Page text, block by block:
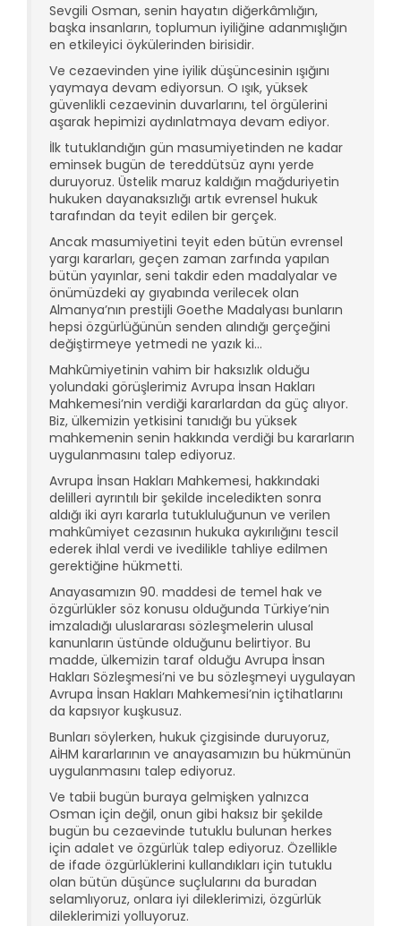
Sevgili Osman, senin hayatın diğerkâmlığın,
başka insanların, toplumun iyiliğine adanmışlığın
en etkileyici öykülerinden birisidir.
Ve cezaevinden yine iyilik düşüncesinin ışığını
yaymaya devam ediyorsun. O ışık, yüksek
güvenlikli cezaevinin duvarlarını, tel örgülerini
aşarak hepimizi aydınlatmaya devam ediyor.
İlk tutuklandığın gün masumiyetinden ne kadar
eminsek bugün de tereddütsüz aynı yerde
duruyoruz. Üstelik maruz kaldığın mağduriyetin
hukuken dayanaksızlığı artık evrensel hukuk
tarafından da teyit edilen bir gerçek.
Ancak masumiyetini teyit eden bütün evrensel
yargı kararları, geçen zaman zarfında yapılan
bütün yayınlar, seni takdir eden madalyalar ve
önümüzdeki ay gıyabında verilecek olan
Almanya’nın prestijli Goethe Madalyası bunların
hepsi özgürlüğünün senden alındığı gerçeğini
değiştirmeye yetmedi ne yazık ki…
Mahkûmiyetinin vahim bir haksızlık olduğu
yolundaki görüşlerimiz Avrupa İnsan Hakları
Mahkemesi’nin verdiği kararlardan da güç alıyor.
Biz, ülkemizin yetkisini tanıdığı bu yüksek
mahkemenin senin hakkında verdiği bu kararların
uygulanmasını talep ediyoruz.
Avrupa İnsan Hakları Mahkemesi, hakkındaki
delilleri ayrıntılı bir şekilde inceledikten sonra
aldığı iki ayrı kararla tutukluluğunun ve verilen
mahkûmiyet cezasının hukuka aykırılığını tescil
ederek ihlal verdi ve ivedilikle tahliye edilmen
gerektiğine hükmetti.
Anayasamızın 90. maddesi de temel hak ve
özgürlükler söz konusu olduğunda Türkiye’nin
imzaladığı uluslararası sözleşmelerin ulusal
kanunların üstünde olduğunu belirtiyor. Bu
madde, ülkemizin taraf olduğu Avrupa İnsan
Hakları Sözleşmesi’ni ve bu sözleşmeyi uygulayan
Avrupa İnsan Hakları Mahkemesi’nin içtihatlarını
da kapsıyor kuşkusuz.
Bunları söylerken, hukuk çizgisinde duruyoruz,
AİHM kararlarının ve anayasamızın bu hükmünün
uygulanmasını talep ediyoruz.
Ve tabii bugün buraya gelmişken yalnızca
Osman için değil, onun gibi haksız bir şekilde
bugün bu cezaevinde tutuklu bulunan herkes
için adalet ve özgürlük talep ediyoruz. Özellikle
de ifade özgürlüklerini kullandıkları için tutuklu
olan bütün düşünce suçlularını da buradan
selamlıyoruz, onlara iyi dileklerimizi, özgürlük
dileklerimizi yolluyoruz.